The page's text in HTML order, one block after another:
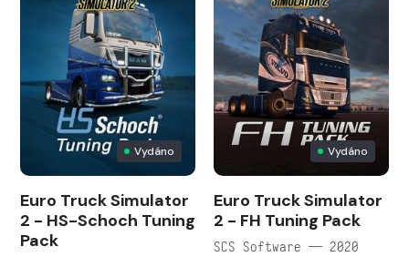
Vydáno
Euro Truck Simulator
2 - HS-Schoch Tuning
Pack
Vydáno
Euro Truck Simulator
2 - FH Tuning Pack
SCS Software — 2020